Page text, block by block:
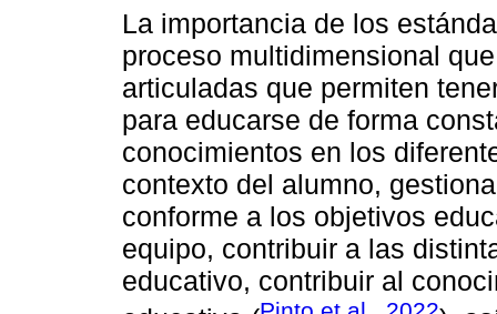
La importancia de los
proceso multidimensional
articuladas que permiten
para educarse de forma
conocimientos en los
contexto del alumno,
conforme a los objetivos
equipo, contribuir a las
educativo, contribuir al